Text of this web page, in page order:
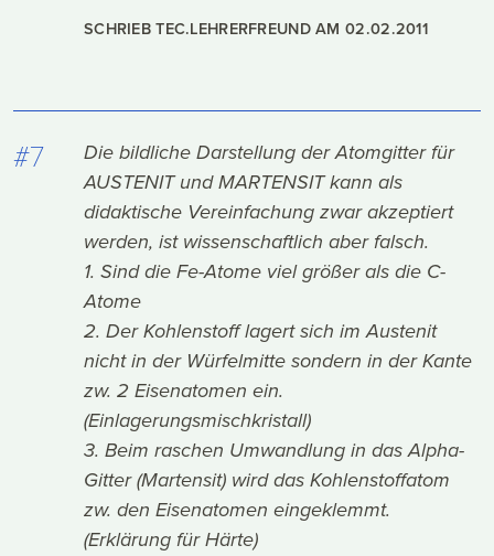
SCHRIEB TEC.LEHRERFREUND AM02.02.2011
#7
Die bildliche Darstellung der Atomgitter für
AUSTENIT und MARTENSIT kann als
didaktische Vereinfachung zwar akzeptiert
werden, ist wissenschaftlich aber falsch.
1. Sind die Fe-Atome viel größer als die C-
Atome
2. Der Kohlenstoff lagert sich im Austenit
nicht in der Würfelmitte sondern in der Kante
zw. 2 Eisenatomen ein.
(Einlagerungsmischkristall)
3. Beim raschen Umwandlung in das Alpha-
Gitter (Martensit) wird das Kohlenstoffatom
zw. den Eisenatomen eingeklemmt.
(Erklärung für Härte)